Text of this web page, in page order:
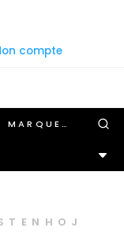
compte